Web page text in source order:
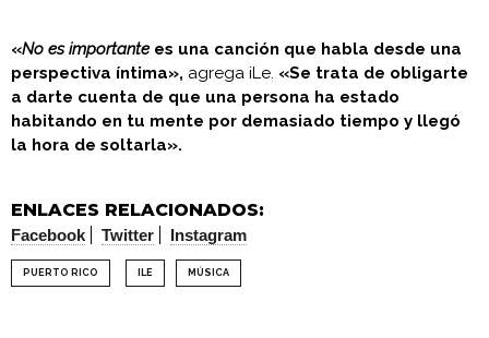
«No es importantees una canción que habla desde una
perspectiva íntima», agrega iLe. «Se trata de obligarte
a darte cuenta de que una persona ha estado
habitando en tu mente por demasiado tiempo y llegó
la hora de soltarla».
ENLACES RELACIONADOS:
Facebook Twitter Instagram
PUERTO RICO ILE MÚSICA